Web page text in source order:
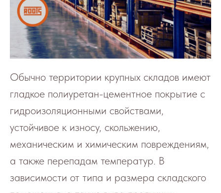
Обычно территории крупных складов имеют
гладкое полиуретан-цементное покрытие с
гидроизоляционными свойствами,
устойчивое к износу, скольжению,
механическим и химическим повреждениям,
а также перепадам температур. В
зависимости от типа и размера складского